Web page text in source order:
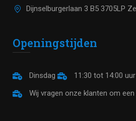
Dijnselburgerlaan 3 B5 3705LP
Openingstijden
Dinsdag
11:30 tot 14:00 uur
Wij vragen onze klanten om